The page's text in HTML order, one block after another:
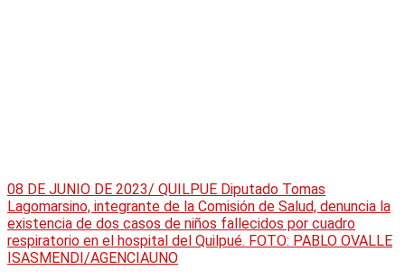
08 DE JUNIO DE 2023/ QUILPUE Diputado Tomas
Lagomarsino, integrante de la Comisión de Salud, denuncia la
existencia de dos casos de niños fallecidos por cuadro
respiratorio en el hospital del Quilpué. FOTO: PABLO OVALLE
ISASMENDI/AGENCIAUNO